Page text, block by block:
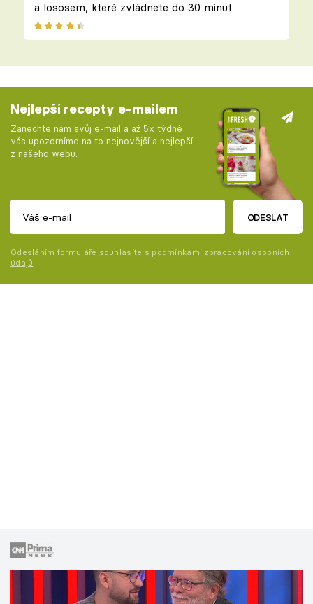
a lososem, které zvládnete do 30 minut
Nejlepší recepty e-mailem
Zanechte nám svůj e-mail a až 5x týdně
vás upozorníme na to nejnovější a nejlepší
z našeho webu.
ODESLAT
Odesláním formuláře souhlasíte s podmínkami zpracování osobních
údajů